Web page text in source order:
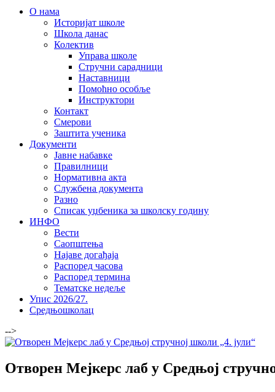
О нама
Историјат школе
Школа данас
Колектив
Управа школе
Стручни сарадници
Наставници
Помоћно особље
Инструктори
Контакт
Смерови
Заштита ученика
Документи
Јавне набавке
Правилници
Нормативна акта
Службена документа
Разно
Списак уџбеника за школску годину
ИНФО
Вести
Саопштења
Најаве догађаја
Распоред часова
Распоред термина
Тематске недеље
Упис 2026/27.
Средњошколац
-->
Отворен Мејкерс лаб у Средњој